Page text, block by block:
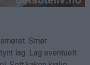
Smør
lag. Lag eventuelt